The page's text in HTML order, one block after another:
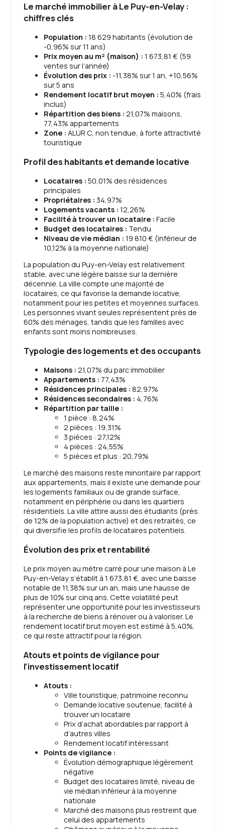
Le marché immobilier à Le Puy-en-Velay :
chiffres clés
Population : 18 629 habitants (évolution de
-0,96% sur 11 ans)
Prix moyen au m² (maison) : 1 673,81 € (59
ventes sur l’année)
Évolution des prix : -11,38% sur 1 an, +10,56%
sur 5 ans
Rendement locatif brut moyen : 5,40% (frais
inclus)
Répartition des biens : 21,07% maisons,
77,43% appartements
Zone : ALUR C, non tendue, à forte attractivité
touristique
Profil des habitants et demande locative
Locataires : 50,01% des résidences
principales
Propriétaires : 34,97%
Logements vacants : 12,26%
Facilité à trouver un locataire : Facile
Budget des locataires : Tendu
Niveau de vie médian : 19 810 € (inférieur de
10,12% à la moyenne nationale)
La population du Puy-en-Velay est relativement
stable, avec une légère baisse sur la dernière
décennie. La ville compte une majorité de
locataires, ce qui favorise la demande locative,
notamment pour les petites et moyennes surfaces.
Les personnes vivant seules représentent près de
60% des ménages, tandis que les familles avec
enfants sont moins nombreuses.
Typologie des logements et des occupants
Maisons : 21,07% du parc immobilier
Appartements : 77,43%
Résidences principales : 82,97%
Résidences secondaires : 4,76%
Répartition par taille :
1 pièce : 8,24%
2 pièces : 19,31%
3 pièces : 27,12%
4 pièces : 24,55%
5 pièces et plus : 20,79%
Le marché des maisons reste minoritaire par rapport
aux appartements, mais il existe une demande pour
les logements familiaux ou de grande surface,
notamment en périphérie ou dans les quartiers
résidentiels. La ville attire aussi des étudiants (près
de 12% de la population active) et des retraités, ce
qui diversifie les profils de locataires potentiels.
Évolution des prix et rentabilité
Le prix moyen au mètre carré pour une maison à Le
Puy-en-Velay s’établit à 1 673,81 €, avec une baisse
notable de 11,38% sur un an, mais une hausse de
plus de 10% sur cinq ans. Cette volatilité peut
représenter une opportunité pour les investisseurs
à la recherche de biens à rénover ou à valoriser. Le
rendement locatif brut moyen est estimé à 5,40%,
ce qui reste attractif pour la région.
Atouts et points de vigilance pour
l’investissement locatif
Atouts :
Ville touristique, patrimoine reconnu
Demande locative soutenue, facilité à
trouver un locataire
Prix d’achat abordables par rapport à
d’autres villes
Rendement locatif intéressant
Points de vigilance :
Évolution démographique légèrement
négative
Budget des locataires limité, niveau de
vie médian inférieur à la moyenne
nationale
Marché des maisons plus restreint que
celui des appartements